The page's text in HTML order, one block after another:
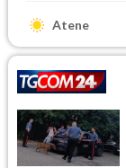
Atene